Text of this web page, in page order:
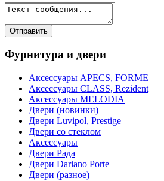
Фурнитура и двери
Аксессуары APECS, FORME
Аксессуары CLASS, Rezident
Аксессуары MELODIA
Двери (новинки)
Двери Luvipol, Prestige
Двери со стеклом
Аксессуары
Двери Рада
Двери Dariano Porte
Двери (разное)